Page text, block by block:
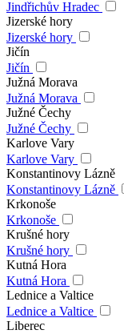
Jindřichův Hradec
Jizerské hory
Jizerské hory
Jičín
Jičín
Južná Morava
Južná Morava
Južné Čechy
Južné Čechy
Karlove Vary
Karlove Vary
Konstantinovy Lázně
Konstantinovy Lázně
Krkonoše
Krkonoše
Krušné hory
Krušné hory
Kutná Hora
Kutná Hora
Lednice a Valtice
Lednice a Valtice
Liberec